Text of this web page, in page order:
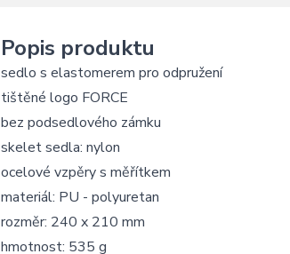
Popis produktu
sedlo s elastomerem pro odpružení
tištěné logo FORCE
bez podsedlového zámku
skelet sedla: nylon
ocelové vzpěry s měřítkem
materiál: PU - polyuretan
rozměr: 240 x 210 mm
hmotnost: 535 g